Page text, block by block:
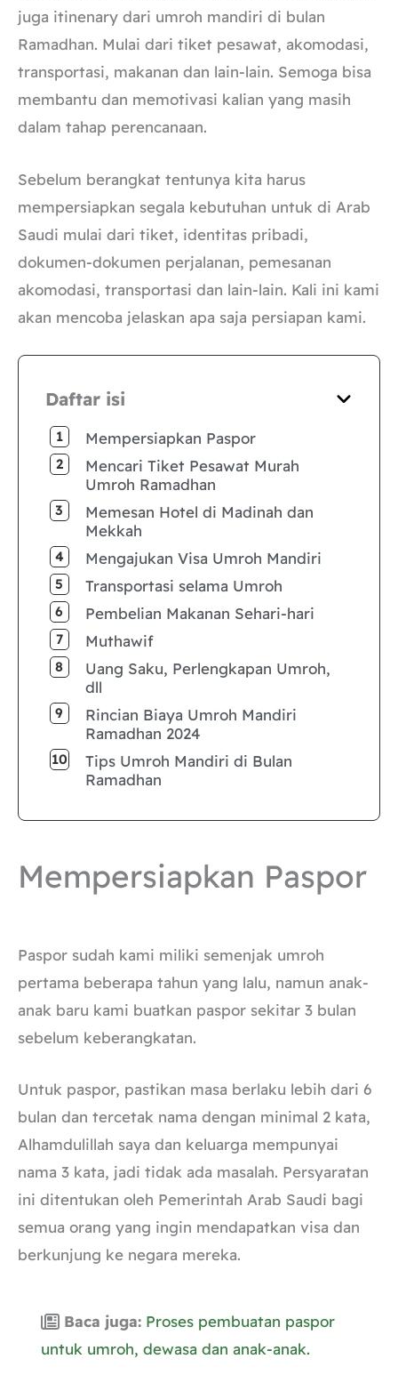
juga itinenary dari umroh mandiri di bulan
Ramadhan. Mulai dari tiket pesawat, akomodasi,
transportasi, makanan dan lain-lain. Semoga bisa
membantu dan memotivasi kalian yang masih
dalam tahap perencanaan.
Sebelum berangkat tentunya kita harus
mempersiapkan segala kebutuhan untuk di Arab
Saudi mulai dari tiket, identitas pribadi,
dokumen-dokumen perjalanan, pemesanan
akomodasi, transportasi dan lain-lain. Kali ini kami
akan mencoba jelaskan apa saja persiapan kami.
Daftar isi
Mempersiapkan Paspor
Mencari Tiket Pesawat Murah
Umroh Ramadhan
Memesan Hotel di Madinah dan
Mekkah
Mengajukan Visa Umroh Mandiri
Transportasi selama Umroh
Pembelian Makanan Sehari-hari
Muthawif
Uang Saku, Perlengkapan Umroh,
dll
Rincian Biaya Umroh Mandiri
Ramadhan 2024
Tips Umroh Mandiri di Bulan
Ramadhan
Mempersiapkan Paspor
Paspor sudah kami miliki semenjak umroh
pertama beberapa tahun yang lalu, namun anak-
anak baru kami buatkan paspor sekitar 3 bulan
sebelum keberangkatan.
Untuk paspor, pastikan masa berlaku lebih dari 6
bulan dan tercetak nama dengan minimal 2 kata,
Alhamdulillah saya dan keluarga mempunyai
nama 3 kata, jadi tidak ada masalah. Persyaratan
ini ditentukan oleh Pemerintah Arab Saudi bagi
semua orang yang ingin mendapatkan visa dan
berkunjung ke negara mereka.
Baca juga: Proses pembuatan paspor
untuk umroh, dewasa dan anak-anak.